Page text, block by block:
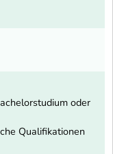
Link
oder
Qualifikationen